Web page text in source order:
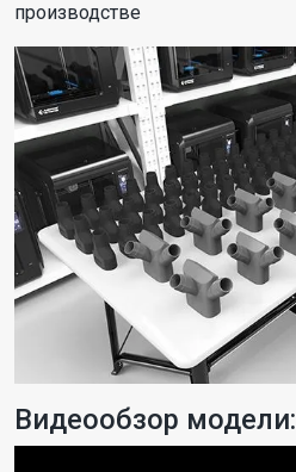
производстве
Видеообзор модели: